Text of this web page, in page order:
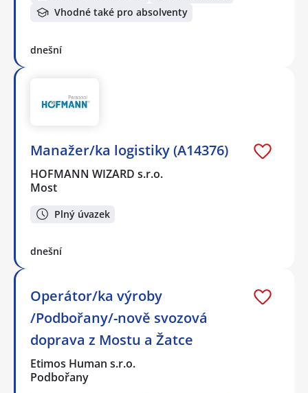
Vhodné také pro absolventy
dnešní
Manažer/ka logistiky (A14376)
HOFMANN WIZARD s.r.o.
Most
Plný úvazek
dnešní
Operátor/ka výroby
/Podbořany/-nově svozová
doprava z Mostu a Žatce
Etimos Human s.r.o.
Podbořany